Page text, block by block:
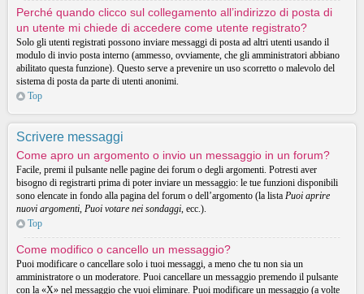
Perché quando clicco sul collegamento all’indirizzo di posta di
un utente mi chiede di accedere come utente registrato?
Solo gli utenti registrati possono inviare messaggi di posta ad altri utenti usando il
modulo di invio posta interno (ammesso, ovviamente, che gli amministratori abbiano
abilitato questa funzione). Questo serve a prevenire un uso scorretto o malevolo del
sistema di posta da parte di utenti anonimi.
Top
Scrivere messaggi
Come apro un argomento o invio un messaggio in un forum?
Facile, premi il pulsante nelle pagine dei forum o degli argomenti. Potresti aver
bisogno di registrarti prima di poter inviare un messaggio: le tue funzioni disponibili
sono elencate in fondo alla pagina del forum o dell’argomento (la lista Puoi aprire
nuovi argomenti, Puoi votare nei sondaggi, ecc.).
Top
Come modifico o cancello un messaggio?
Puoi modificare o cancellare solo i tuoi messaggi, a meno che tu non sia un
amministratore o un moderatore. Puoi cancellare un messaggio premendo il pulsante
con la «X» nel messaggio che vuoi eliminare. Puoi modificare un messaggio (a volte